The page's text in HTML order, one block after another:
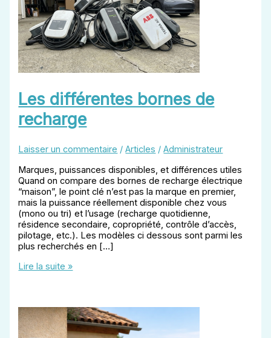
Les différentes bornes de
recharge
Laisser un commentaire /Articles /Administrateur
Marques, puissances disponibles, et différences utiles
Quand on compare des bornes de recharge électrique
“maison”, le point clé n’est pas la marque en premier,
mais la puissance réellement disponible chez vous
(mono ou tri) et l’usage (recharge quotidienne,
résidence secondaire, copropriété, contrôle d’accès,
pilotage, etc.). Les modèles ci dessous sont parmi les
plus recherchés en […]
Les
recharge
Lire la suite »